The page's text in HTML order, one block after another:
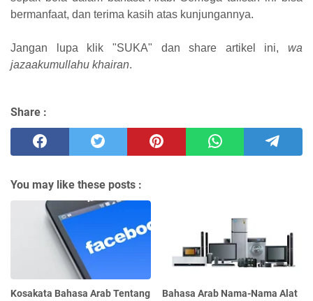
bermanfaat, dan terima kasih atas kunjungannya.
Jangan lupa klik "SUKA" dan share artikel ini, wa
jazaakumullahu khairan.
Share :
You may like these posts :
Kosakata Bahasa Arab Tentang
Bahasa Arab Nama-Nama Alat